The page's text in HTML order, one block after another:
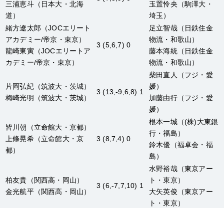
三浦恵斗（日本大・北海
道）
玉置怜央 （駒澤大・
埼玉）
緒方遼太郎 （JOCエリート
アカデミー/帝京・東京）
龍崎東寅（JOCエリートア
カデミー/帝京・東京）
3 (5,6,7) 0
足立智哉（日鉄住金
物流・和歌山）
藤本海統（日鉄住金
物流・和歌山）
片岡弘紀（筑波大・茨城）
梅崎光明
（筑波大・茨城）
3 (13,-9,6,8) 1
柴田直人
（フジ・愛
媛）
加藤由行（フジ・愛
媛）
皆川朝
（立命館大・京都）
上條晃希（立命館大・京
都）
3 (8,7,4) 0
根本一城（(株)大東銀
行・福島）
鈴木優 （福卓会・福
島）
柏友貴 （関西高・岡山）
金光航平（関西高・岡山）
3 (6,-7,7,10) 1
水野裕哉（東京アー
ト・東京）
大矢英俊 （東京アー
ト・東京）